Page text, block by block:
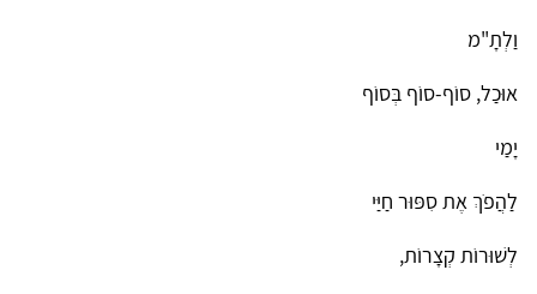
וַלְתָ"מ
אוּכַל, סוֹף-סוֹף בְּסוֹף
יָמַי
לַהֲפֹךְ אֶת סִפּוּר חַיַּי
לְשׁוּרוֹת קְצָרוֹת,